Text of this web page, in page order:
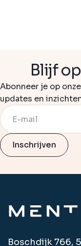
Blijf
Abonneer je op
updates en
Boschdijk 766,